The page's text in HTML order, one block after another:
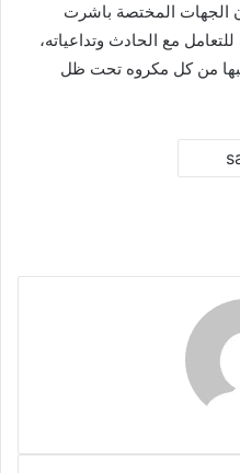
الجهات المختصة باشرت
للتعامل مع الحادث وتداعياته،
من كل مكروه تحت ظل